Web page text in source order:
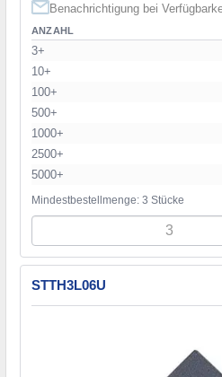
Benachrichtigung bei
ANZAHL
3+
10+
100+
500+
1000+
2500+
5000+
Mindestbestellmenge: 3 Stücke
STTH3L06U